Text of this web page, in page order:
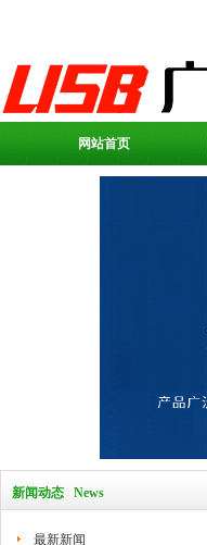
网站首页
新闻动态 News
最新新闻